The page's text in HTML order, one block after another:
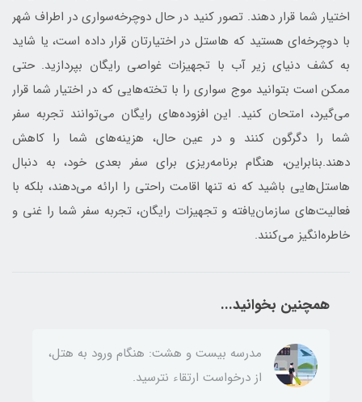
اختیار شما قرار دهند. تصور کنید در حال دوچرخه‌سواری در اطراف شهر
با دوچرخه‌ای هستید که هاستل در اختیارتان قرار داده است، یا شاید
به کشف دنیای زیر آب با تجهیزات غواصی رایگان بپردازید. حتی
ممکن است بتوانید موج سواری را با تخته‌هایی که در اختیار شما قرار
می‌گیرد، امتحان کنید. این افزوده‌های رایگان می‌توانند تجربه سفر
شما را دگرگون کنند و در عین حال، هزینه‌های شما را کاهش
دهند.بنابراین، هنگام برنامه‌ریزی برای سفر بعدی خود، به دنبال
هاستل‌هایی باشید که نه تنها اقامت راحتی را ارائه می‌دهند، بلکه با
فعالیت‌های سازمان‌یافته و تجهیزات رایگان، تجربه سفر شما را غنی و
خاطره‌انگیز می‌کنند.
همچنین بخوانید...
مدرسه بیست و هشت: هنگام ورود به هتل،
از درخواست ارتقاء نترسید.